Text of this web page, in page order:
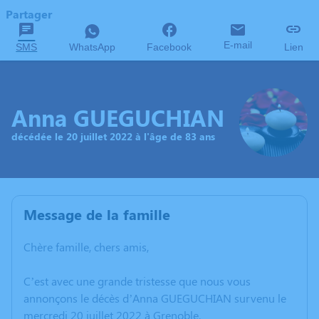
Partager
SMS WhatsApp Facebook E-mail Lien
Anna GUEGUCHIAN
décédée le 20 juillet 2022 à l'âge de 83 ans
Message de la famille
Chère famille, chers amis,
C’est avec une grande tristesse que nous vous
annonçons le décès d’Anna GUEGUCHIAN survenu le
mercredi 20 juillet 2022 à Grenoble.